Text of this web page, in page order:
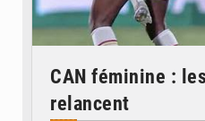
CAN féminine :
relancent